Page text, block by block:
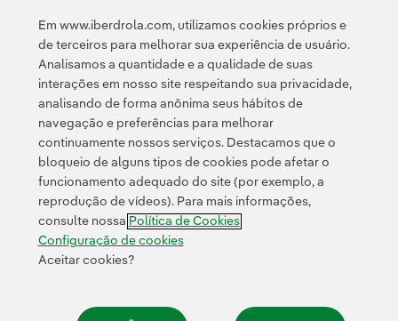
Acesso a informação legal
Contato Clientes Política de Privacidade Informação legal
Transparência no uso da IA Política de cookies Configuração de cookies
Acessibilidade Canal de denúncias
© 2026 Iberdrola, S.A. Todos os direitos reservados.
Em www.iberdrola.com, utilizamos cookies próprios e
de terceiros para melhorar sua experiência de usuário.
Analisamos a quantidade e a qualidade de suas
interações em nosso site respeitando sua privacidade,
analisando de forma anônima seus hábitos de
navegação e preferências para melhorar
continuamente nossos serviços. Destacamos que o
bloqueio de alguns tipos de cookies pode afetar o
funcionamento adequado do site (por exemplo, a
reprodução de vídeos). Para mais informações,
consulte nossa Política de Cookies
Configuração de cookies
Aceitar cookies?